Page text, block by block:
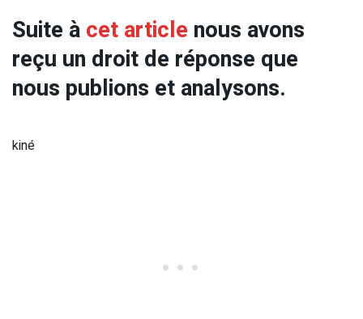
Suite à cet article nous avons
reçu un droit de réponse que
nous publions et analysons.
kiné